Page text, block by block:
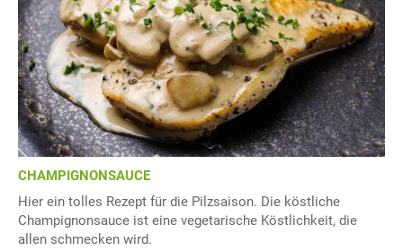
CHAMPIGNONSAUCE
Hier ein tolles Rezept für die Pilzsaison. Die köstliche
Champignonsauce ist eine vegetarische Köstlichkeit, die
allen schmecken wird.